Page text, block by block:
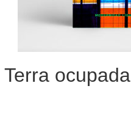
Terra ocupada